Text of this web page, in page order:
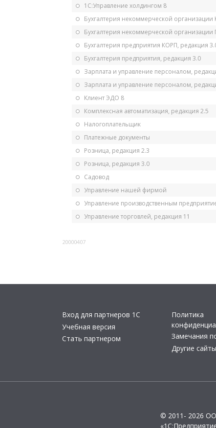
1С:Управление холдингом 8
Бухгалтерия некоммерческой организации
Бухгалтерия некоммерческой организации
Бухгалтерия предприятия КОРП, редакция
Бухгалтерия предприятия, редакция 3.0
Зарплата и управление персоналом,
Зарплата и управление персоналом,
Клиент ЭДО 8
Комплексная автоматизация, редакция 2.5
Налогоплательщик
Платежные документы
Розница, редакция 2.3
Розница, редакция 3.0
Садовод
Управление нашей фирмой
Управление производственным
Управление торговлей, редакция 11
20000407
Вход для партнеров 1С
Учебная версия
Стать партнером
Политика
Замечания
Другие сайты
© 2011- 2026